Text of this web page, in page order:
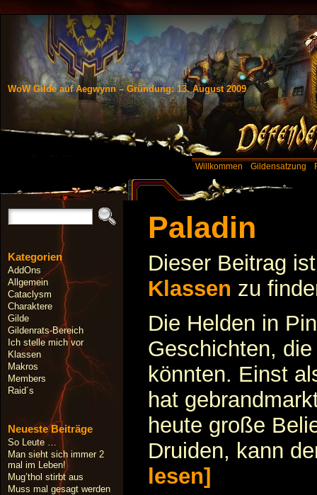
WoW Gilde auf Aegwynn – Gründung: 13. August 2009
Willkommen Gildensatzung
Kategorien
AddOns
Allgemein
Cataclysm
Charaktere
Gilde
Gildenrats-Bereich
Ich stelle mich vor
Klassen
Makros
Members
Raid´s
Neueste Beiträge
So Leute …
Man sieht sich immer 2
mal im Leben!
Mug’thol stirbt aus
Muss mal gesagt werden
Paladin
Dieser Beitrag
Klassen zu
Die Helden in
Geschichten,
könnten. Einst
hat
heute große
Druiden, kann
lesen]